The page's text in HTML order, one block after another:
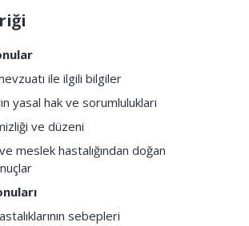
ile ilgili bilgiler
yasal hak ve sorumlulukları
ve düzeni
meslek hastalığından doğan
sebepleri